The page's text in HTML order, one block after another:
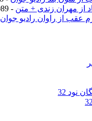
از مهران زندی + متن- 989 بازدید
عقب از راوان رادیو جوان- 989 بازدید
نود 32